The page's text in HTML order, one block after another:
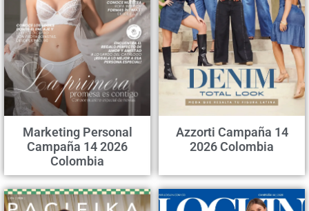
Marketing Personal
Campaña 14 2026
Colombia
Azzorti Campaña 14
2026 Colombia